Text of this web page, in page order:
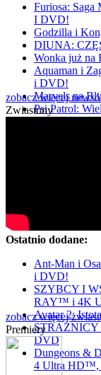
Furiosa:
I DVD!
Godzilla i
DIUNA:
Wonka już
Aquaman i
i DVD!
Marvels na
Psi Patrol:
zobacz więcej
Zwiastuny
Ostatnio dodane:
Ant-Man i
i DVD!
SZYBCY I
RAY™ i 4K
Avatar 2:
DVD
Dungeons &
4 Ultra
zobacz więcej
Premiery